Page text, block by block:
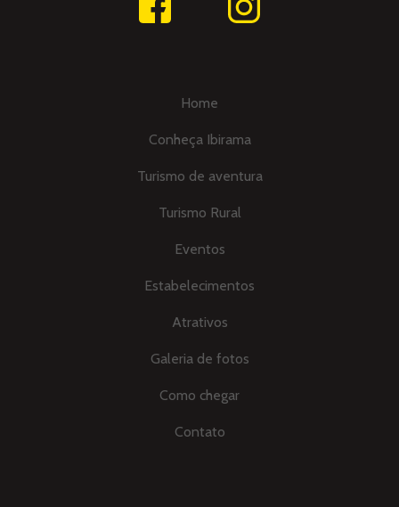
Home
Conheça Ibirama
Turismo de aventura
Turismo Rural
Eventos
Estabelecimentos
Atrativos
Galeria de fotos
Como chegar
Contato